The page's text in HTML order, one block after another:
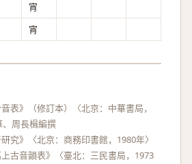
宵
宵
表》（修訂本）〈北京：中華書局，
、周長楫編撰
究》〈北京：商務印書館，1980年〉
古音韻表》〈臺北：三民書局，1973